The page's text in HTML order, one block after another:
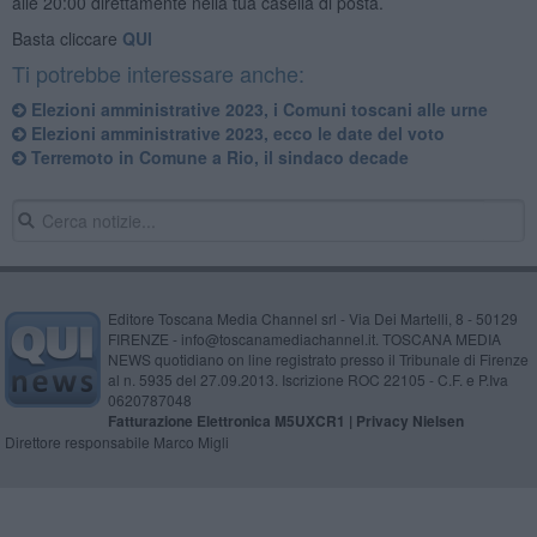
Basta cliccare QUI
Ti potrebbe interessare anche:
Elezioni amministrative 2023, i Comuni toscani alle urne
Elezioni amministrative 2023, ecco le date del voto
Terremoto in Comune a Rio, il sindaco decade
Editore Toscana Media Channel srl - Via Dei Martelli, 8 - 50129
FIRENZE - info@toscanamediachannel.it. TOSCANA MEDIA
NEWS quotidiano on line registrato presso il Tribunale di Firenze
al n. 5935 del 27.09.2013. Iscrizione ROC 22105 - C.F. e P.Iva
0620787048
Fatturazione Elettronica M5UXCR1 | Privacy Nielsen
Direttore responsabile Marco Migli